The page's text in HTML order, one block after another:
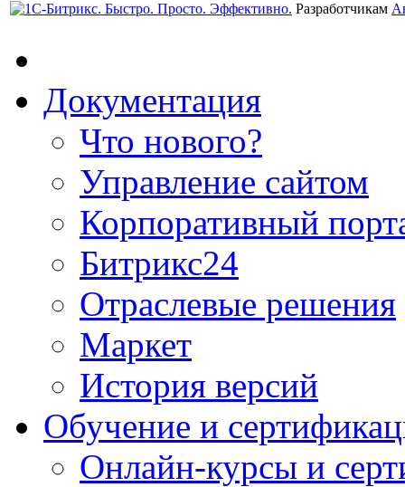
Разработчикам
Документация
Что нового?
Управление сайтом
Корпоративный
Битрикс24
Отраслевые решения
Маркет
История версий
Обучение и
Онлайн-курсы и